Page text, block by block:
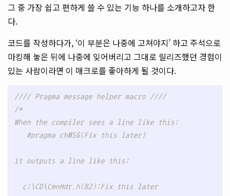
그 중 가장 쉽고 편하게 쓸 수 있는 기능 하나를 소개하고자 한
다.
코드를 작성하다가, ‘이 부분은 나중에 고쳐야지’ 하고 주석으로
마킹해 놓은 뒤에 나중에 잊어버리고 그대로 릴리즈했던 경험이
있는 사람이라면 이 매크로를 좋아하게 될 것이다.
//// Pragma message helper macro ////
/*
When the compiler sees a line like this:
   #pragma chMSG(Fix this later)
it outputs a line like this:
  c:\CD\CmnHdr.h(82):Fix this later